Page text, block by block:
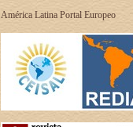
América Latina Portal Europeo